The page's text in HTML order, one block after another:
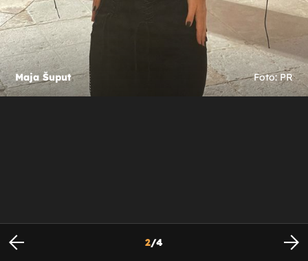
Maja Šuput Foto: PR
2/4